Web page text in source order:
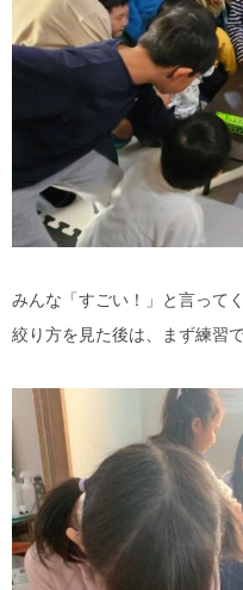
みんな「すごい！」と言って
絞り方を見た後は、まず練習で